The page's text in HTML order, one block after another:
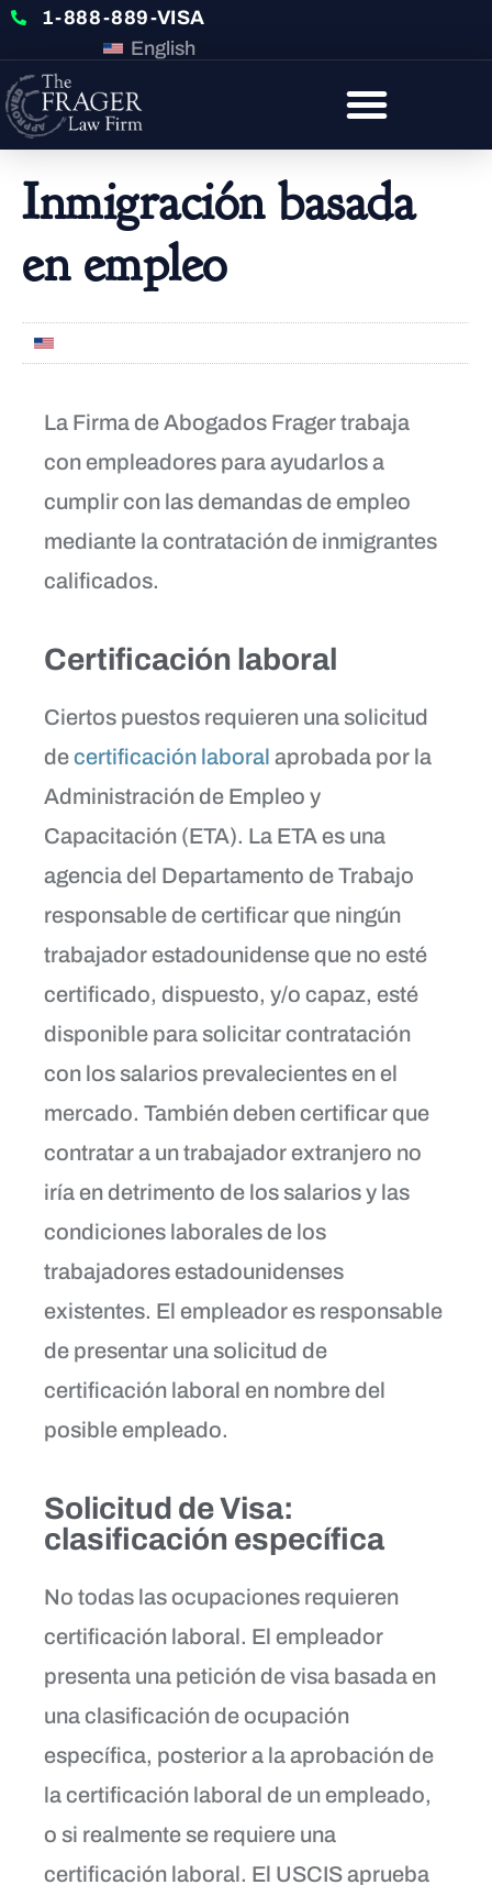
1-888-889-VISA
English
Inmigración basada
en empleo
La Firma de Abogados Frager trabaja
con empleadores para ayudarlos a
cumplir con las demandas de empleo
mediante la contratación de inmigrantes
calificados.
Certificación laboral
Ciertos puestos requieren una solicitud
decertificación laboral aprobada por la
Administración de Empleo y
Capacitación (ETA). La ETA es una
agencia del Departamento de Trabajo
responsable de certificar que ningún
trabajador estadounidense que no esté
certificado, dispuesto, y/o capaz, esté
disponible para solicitar contratación
con los salarios prevalecientes en el
mercado. También deben certificar que
contratar a un trabajador extranjero no
iría en detrimento de los salarios y las
condiciones laborales de los
trabajadores estadounidenses
existentes. El empleador es responsable
de presentar una solicitud de
certificación laboral en nombre del
posible empleado.
Solicitud de Visa:
clasificación específica
No todas las ocupaciones requieren
certificación laboral. El empleador
presenta una petición de visa basada en
una clasificación de ocupación
específica, posterior a la aprobación de
la certificación laboral de un empleado,
o si realmente se requiere una
certificación laboral. El USCIS aprueba